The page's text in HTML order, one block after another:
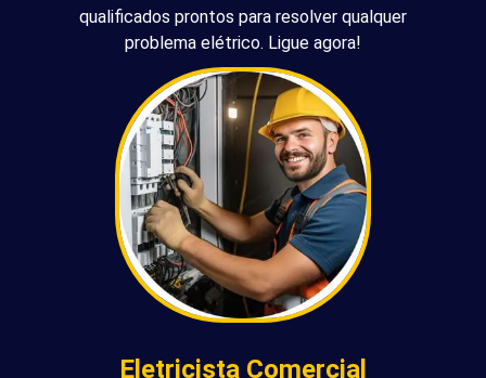
qualificados prontos para resolver qualquer
problema elétrico. Ligue agora!
Eletricista Comercial